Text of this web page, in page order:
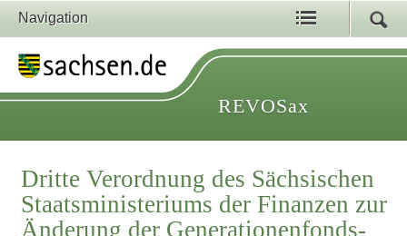
Navigation
REVOSax
Dritte Verordnung des Sächsischen
Staatsministeriums der Finanzen zur
Änderung der Generationenfonds-